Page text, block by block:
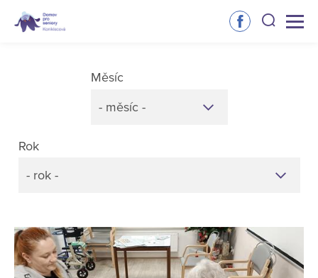
Rok
- rok -
Měsíc
- měsíc -